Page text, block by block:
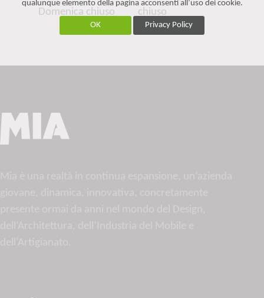
Domenica chiuso chiuso
qualunque elemento della pagina acconsenti all’uso dei cookie.
OK Privacy Policy